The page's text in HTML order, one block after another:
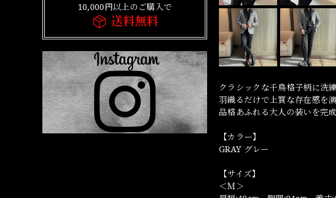
10,000円以上のご購入で
送料無料
クラシックな千鳥格子柄に洗
羽織るだけで上質な存在感を
品格あふれる大人の装いを完成
【カラー】
GRAY グレー
【サイズ】
＜Ｍ＞